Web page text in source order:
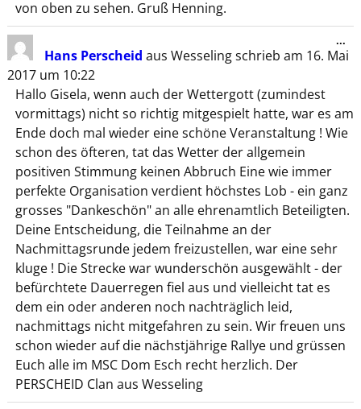
von oben zu sehen. Gruß Henning.
Hans Perscheid aus Wesselingschrieb am 16. Mai
2017 um 10:22
Hallo Gisela, wenn auch der Wettergott (zumindest
vormittags) nicht so richtig mitgespielt hatte, war es am
Ende doch mal wieder eine schöne Veranstaltung ! Wie
schon des öfteren, tat das Wetter der allgemein
positiven Stimmung keinen Abbruch Eine wie immer
perfekte Organisation verdient höchstes Lob - ein ganz
grosses "Dankeschön" an alle ehrenamtlich Beteiligten.
Deine Entscheidung, die Teilnahme an der
Nachmittagsrunde jedem freizustellen, war eine sehr
kluge ! Die Strecke war wunderschön ausgewählt - der
befürchtete Dauerregen fiel aus und vielleicht tat es
dem ein oder anderen noch nachträglich leid,
nachmittags nicht mitgefahren zu sein. Wir freuen uns
schon wieder auf die nächstjährige Rallye und grüssen
Euch alle im MSC Dom Esch recht herzlich. Der
PERSCHEID Clan aus Wesseling
...